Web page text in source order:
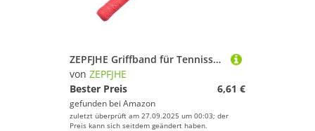
ZEPFJHE Griffband für Tennisschläger, Badminton-Griff, saugfähig, Tennis-Schweißband, Badmintonschläger
von ZEPFJHE
Bester Preis
6,61 €
gefunden bei Amazon
zuletzt überprüft am 27.09.2025 um 00:03; der
Preis kann sich seitdem geändert haben.